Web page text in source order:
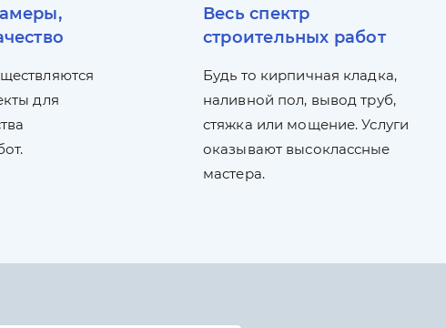
для
Весь спектр
строительных работ
Будь то кирпичная кладка,
наливной пол, вывод труб,
стяжка или мощение. Услуги
оказывают высоклассные
мастера.